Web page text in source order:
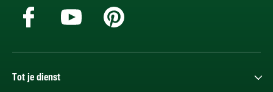
Tot je dienst